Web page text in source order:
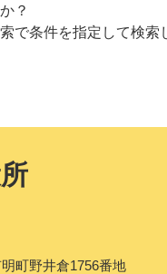
？
で条件を指定して検索
町野井倉1756番地